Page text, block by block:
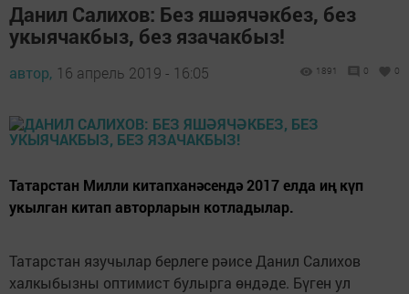
Данил Салихов: Без яшәячәкбез, без
укыячакбыз, без язачакбыз!
автор, 16 апрель 2019 - 16:05 1891 0 0
Татарстан Милли китапханәсендә 2017 елда иң күп
укылган китап авторларын котладылар.
Татарстан язучылар берлеге рәисе Данил Салихов
халкыбызны оптимист булырга өндәде. Бүген ул